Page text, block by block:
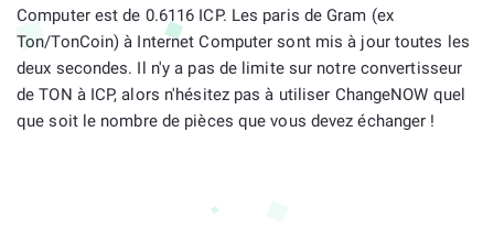
Computer est de 0.6116 ICP. Les paris de Gram (ex
Ton/TonCoin) à Internet Computer sont mis à jour toutes les
deux secondes. Il n'y a pas de limite sur notre convertisseur
de TON à ICP, alors n'hésitez pas à utiliser ChangeNOW quel
que soit le nombre de pièces que vous devez échanger !